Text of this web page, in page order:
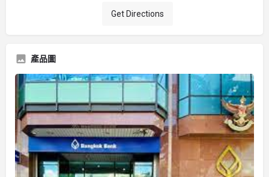
Get Directions
產品圖